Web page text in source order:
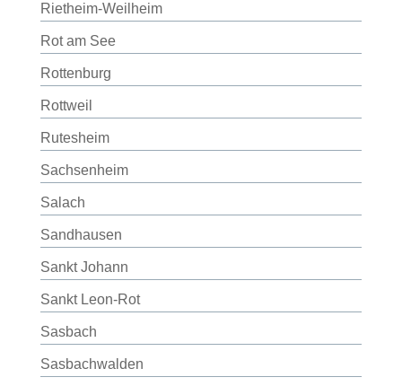
Rietheim-Weilheim
Rot am See
Rottenburg
Rottweil
Rutesheim
Sachsenheim
Salach
Sandhausen
Sankt Johann
Sankt Leon-Rot
Sasbach
Sasbachwalden